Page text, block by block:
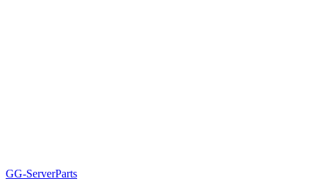
GG-ServerParts